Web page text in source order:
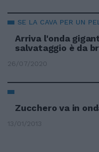
SE LA CAVA PER UN
Arriva l'onda
salvataggio è da
26/07/2020
Zucchero va in
13/01/2013